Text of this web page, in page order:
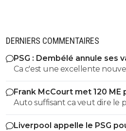
DERNIERS COMMENTAIRES
PSG : Dembélé annule ses
Ca c'est une excellente
Frank McCourt met 120 ME
Auto suffisant ca veut dire le
savoir vendre tes meilleur
pouvoir justement t'auto
Liverpool appelle le PSG